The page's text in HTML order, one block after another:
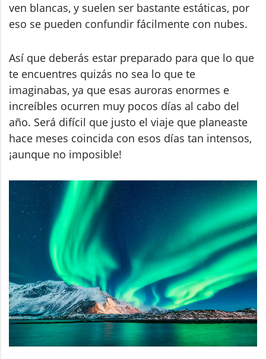
ven blancas, y suelen ser bastante estáticas, por
eso se pueden confundir fácilmente con nubes.
Así que deberás estar preparado para que lo que
te encuentres quizás no sea lo que te
imaginabas, ya que esas auroras enormes e
increíbles ocurren muy pocos días al cabo del
año. Será difícil que justo el viaje que planeaste
hace meses coincida con esos días tan intensos,
¡aunque no imposible!